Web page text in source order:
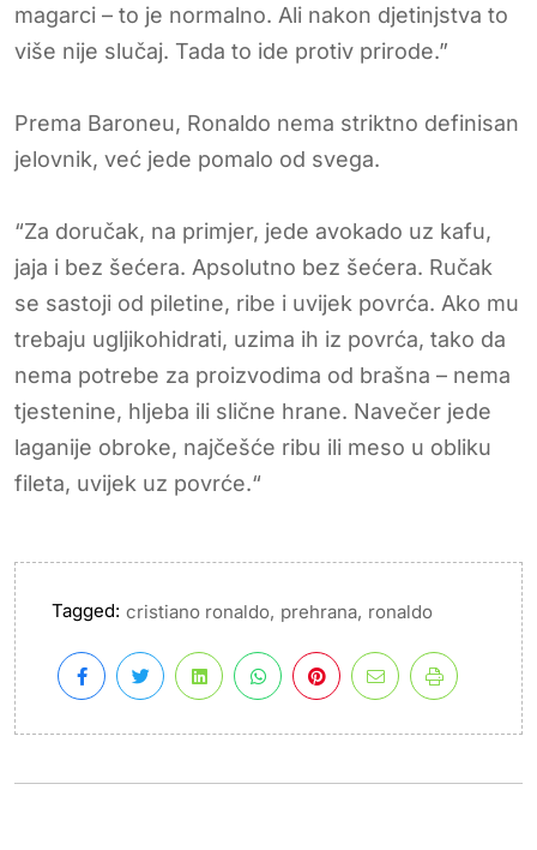
magarci – to je normalno. Ali nakon djetinjstva to
više nije slučaj. Tada to ide protiv prirode.”
Prema Baroneu, Ronaldo nema striktno definisan
jelovnik, već jede pomalo od svega.
“Za doručak, na primjer, jede avokado uz kafu,
jaja i bez šećera. Apsolutno bez šećera. Ručak
se sastoji od piletine, ribe i uvijek povrća. Ako mu
trebaju ugljikohidrati, uzima ih iz povrća, tako da
nema potrebe za proizvodima od brašna – nema
tjestenine, hljeba ili slične hrane. Navečer jede
laganije obroke, najčešće ribu ili meso u obliku
fileta, uvijek uz povrće.“
Tagged: cristiano ronaldo, prehrana, ronaldo